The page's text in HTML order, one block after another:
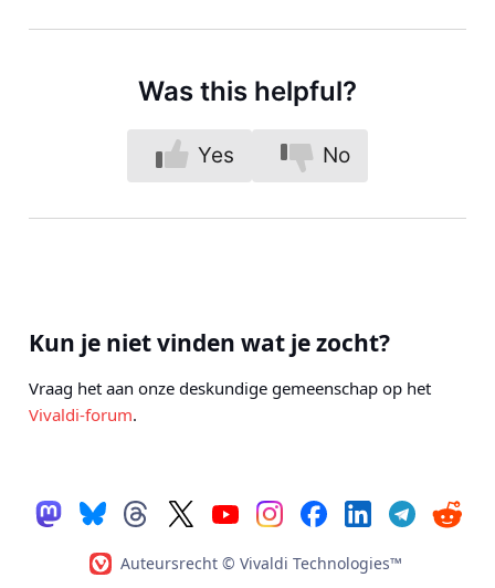
Was this helpful?
Yes No
Kun je niet vinden wat je zocht?
Vraag het aan onze deskundige gemeenschap op het
Vivaldi-forum.
Auteursrecht © Vivaldi Technologies™